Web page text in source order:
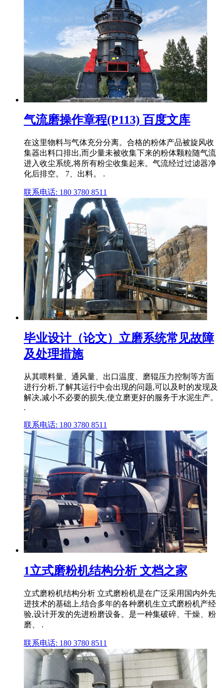
气流磨操作章程(P113) 百度文库
在这里物料与气体充分分离。合格的粉体产品被旋风收
集器出料口排出,而少量未被收集下来的粉体颗粒随气流
进入收尘系统,将所有粉尘收集起来。气流经过过滤器净
化后排空。 7、出料。 .
联系电话: 180 3780 8511
毕业设计（论文）立磨系统常见故障
及处理措施
从其喂料量、通风量、出口温度、磨辊压力控制等方面
进行分析,了解其运行中会出现的问题,可以及时的发现及
解决,减小不必要的损失,使立磨更好的服务于水泥生产。
.
联系电话: 180 3780 8511
1立式磨粉机结构分析 文档之家
立式磨粉机结构分析 立式磨粉机是在广泛采用国内外先
进技术的基础上,结合多年的各种磨机生立式磨粉机产经
验,设计开发的先进粉磨设备。是一种集破碎、干燥、粉
磨、 .
联系电话: 180 3780 8511